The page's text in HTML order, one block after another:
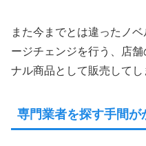
また今までとは違ったノ
ージチェンジを行う、店
ナル商品として販売してし
専門業者を探す手間が